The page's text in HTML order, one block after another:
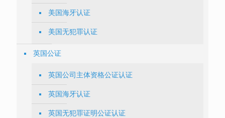
美国海牙认证
美国无犯罪认证
英国公证
英国公司主体资格公证认证
英国海牙认证
英国无犯罪证明公证认证